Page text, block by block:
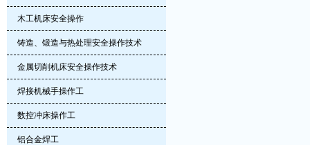
木工机床安全操作
铸造、锻造与热处理安全操作技术
金属切削机床安全操作技术
焊接机械手操作工
数控冲床操作工
铝合金焊工